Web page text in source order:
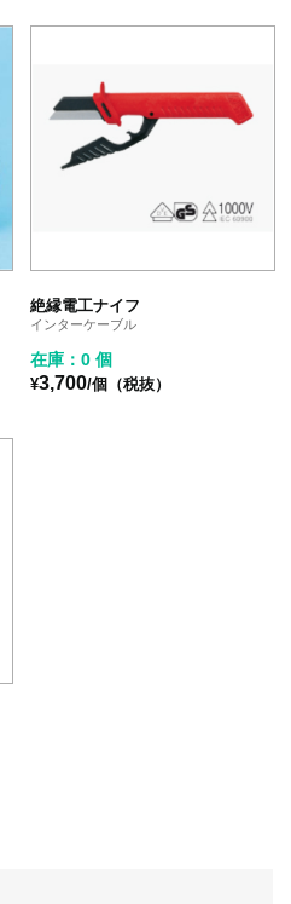
絶縁電工ナイフ
インターケーブル
在庫：0 個
¥3,700/個（税抜）